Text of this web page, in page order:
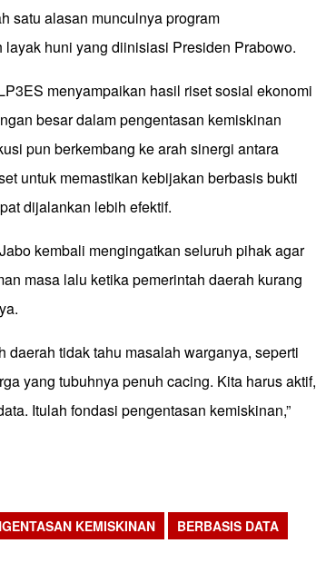
satu alasan munculnya program
huni yang diinisiasi Presiden Prabowo.
menyampaikan hasil riset sosial ekonomi
besar dalam pengentasan kemiskinan
pun berkembang ke arah sinergi antara
untuk memastikan kebijakan berbasis bukti
dijalankan lebih efektif.
kembali mengingatkan seluruh pihak agar
masa lalu ketika pemerintah daerah kurang
daerah tidak tahu masalah warganya, seperti
yang tubuhnya penuh cacing. Kita harus aktif,
Itulah fondasi pengentasan kemiskinan,”
KEMISKINAN BERBASIS DATA